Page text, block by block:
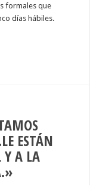
formales que
días hábiles.
ESTÁN
Y A LA